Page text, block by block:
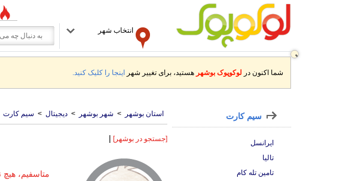
انتخاب شهر
شما اکنون در لوکوپوک بوشهر هستید، برای تغییر شهر اینجا را کلیک کنید.
استان بوشهر > شهر بوشهر > دیجیتال > سیم کارت
[جستجو در بوشهر] |
متاسفیم،
سیم کارت
ایرانسل
تالیا
تامین تله کام